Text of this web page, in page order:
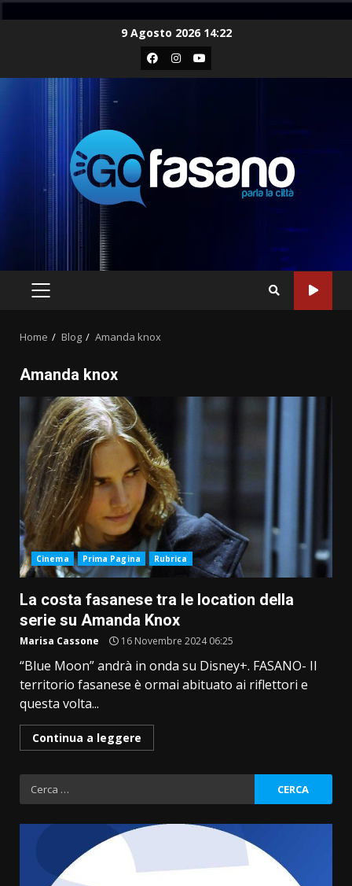
9 Agosto 2026 14:22
Facebook
Instagram
Youtube
PRIMARY
Home Blog Amanda knox
Amanda knox
Cinema Prima Pagina Rubrica
La costa fasanese tra le location della
serie su Amanda Knox
Marisa Cassone 16 Novembre 2024 06:25
“Blue Moon” andrà in onda su Disney+. FASANO- Il
territorio fasanese è ormai abituato ai riflettori e
questa volta...
Continua a leggere
Ricerca
per: